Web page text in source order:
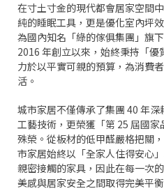
在寸土寸金的現代都會居家空間
純的睡眠工具，更是優化室內坪
為國內知名「綠的傢俱集團」旗
2016 年創立以來，始終秉持「
力於以平實可親的預算，為消費
活。
城市家居不僅傳承了集團 40 年
工藝技術，更榮獲「第 25 屆國
殊榮。從板材的低甲醛嚴格把關
市家居始終以「全家人住得安心
親密接觸的家具，因此在每一次
美感與居家安全之間取得完美平衡